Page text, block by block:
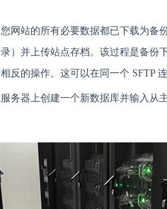
网站的所有必要数据都已下载为
）并上传站点存档。该过程是备
反的操作。这可以在同一个 SFTP
务器上创建一个新数据库并输入从